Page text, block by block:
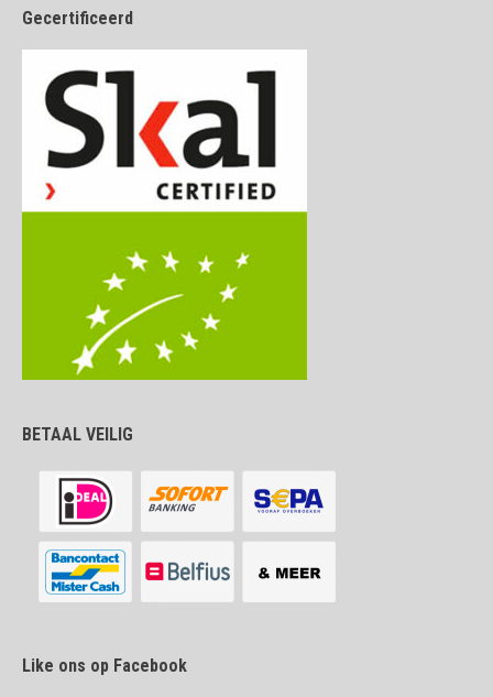
Gecertificeerd
BETAAL VEILIG
Like ons op Facebook